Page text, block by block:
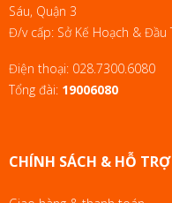
Sáu, Quận 3
Đ/v cấp: Sở Kế Hoạch & Đầu
Điện thoại: 028.7300.6080
Tổng đài: 19006080
CHÍNH SÁCH & HỖ TRỢ